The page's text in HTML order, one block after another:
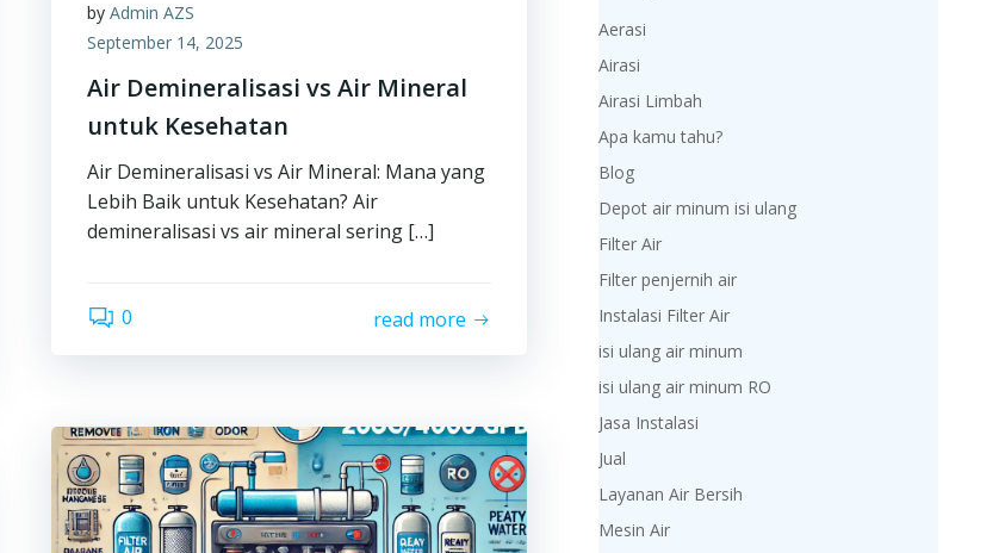
byAdmin AZS
September 14, 2025
Air Demineralisasi vs Air Mineral
untuk Kesehatan
Air Demineralisasi vs Air Mineral: Mana yang
Lebih Baik untuk Kesehatan? Air
demineralisasi vs air mineral sering […]
0 read more
Aerasi
Airasi
Airasi Limbah
Apa kamu tahu?
Blog
Depot air minum isi ulang
Filter Air
Filter penjernih air
Instalasi Filter Air
isi ulang air minum
isi ulang air minum RO
Jasa Instalasi
Jual
Layanan Air Bersih
Mesin Air